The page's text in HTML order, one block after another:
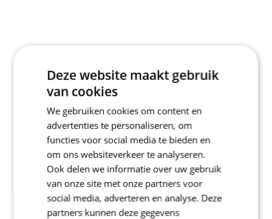
Deze website maakt gebruik
van cookies
We gebruiken cookies om content en
advertenties te personaliseren, om
functies voor social media te bieden en
om ons websiteverkeer te analyseren.
Ook delen we informatie over uw gebruik
van onze site met onze partners voor
social media, adverteren en analyse. Deze
partners kunnen deze gegevens